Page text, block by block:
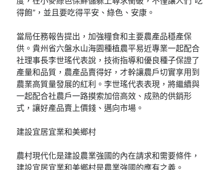
得飽”，並且要吃得平安、綠色、安康。
當局任務報告提出，加強糧食和主要農產品穩產保
供。貴州省六盤水山海園種植農平易近專業一起配合
社理事長李世瑤代表說，技術指導和優良種子保證了
產量和品質，農產品賣得好，才幹讓農戶切實享用到
農業高質量發展的紅利。李世瑤代表表現，將繼續與
一起配合社農戶一路摸索加倍高效、成熟的供銷形
式，讓好產品賣上價錢、邁向市場。
建設宜居宜業和美鄉村
農村現代化是建設農業強國的內在請求和需要條件，
建設宜居宜業和美鄉村是農業強國的應有之義。